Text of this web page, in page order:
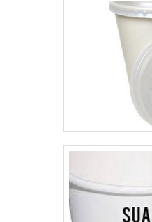
laudos de
isso, somado
especialistas
todo o ciclo
excelência
Impressão
Offset; Preço
Ótima
Entre
EM BALDE
Soluplex, o
que há de
A empresa
potes, copos,
balde box,
tampas de